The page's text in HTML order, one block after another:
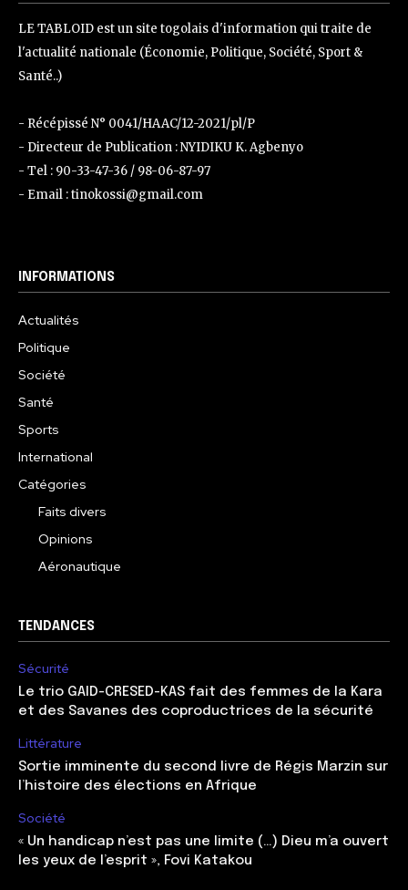
LE TABLOID est un site togolais d'information qui traite de
l'actualité nationale (Économie, Politique, Société, Sport &
Santé..)
- Récépissé N° 0041/HAAC/12-2021/pl/P
- Directeur de Publication : NYIDIKU K. Agbenyo
- Tel : 90-33-47-36 / 98-06-87-97
- Email : tinokossi@gmail.com
INFORMATIONS
Actualités
Politique
Société
Santé
Sports
International
Catégories
Faits divers
Opinions
Aéronautique
TENDANCES
Sécurité
Le trio GAID-CRESED-KAS fait des femmes de la Kara
et des Savanes des coproductrices de la sécurité
Littérature
Sortie imminente du second livre de Régis Marzin sur
l’histoire des élections en Afrique
Société
« Un handicap n’est pas une limite (…) Dieu m’a ouvert
les yeux de l’esprit », Fovi Katakou